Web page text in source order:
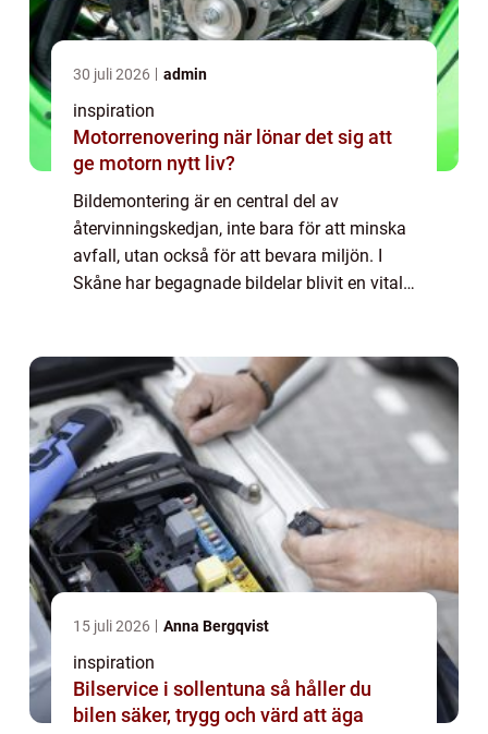
30 juli 2026 admin
inspiration
Motorrenovering när lönar det sig att
ge motorn nytt liv?
Bildemontering är en central del av
återvinningskedjan, inte bara för att minska
avfall, utan också för att bevara miljön. I
Skåne har begagnade bildelar blivit en vital
15 juli 2026 Anna Bergqvist
inspiration
Bilservice i sollentuna så håller du
bilen säker, trygg och värd att äga